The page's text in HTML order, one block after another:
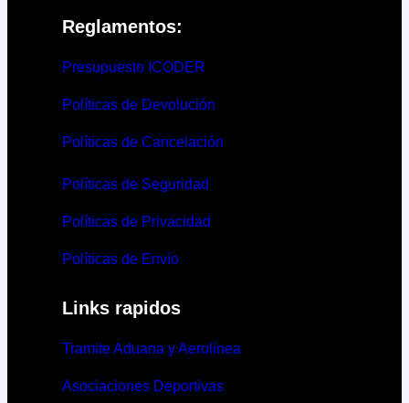
Reglamentos:
Presupuesto ICODER
Políticas de Devolución
Políticas de Cancelación
Políticas de Seguridad
Políticas de Privacidad
Políticas de Envío
Links rapidos
Tramite Aduana y Aerolínea
Asociaciones Deportivas